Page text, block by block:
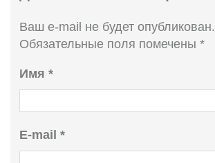
Ваш e-mail не будет опубликован.
Обязательные поля помечены *
Имя *
E-mail *